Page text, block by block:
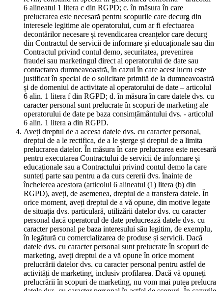
6 alineatul 1 litera c din RGPD; c. în măsura în care
prelucrarea este necesară pentru scopurile care decurg din
interesele legitime ale operatorului, cum ar fi efectuarea
decontărilor necesare și revendicarea creanțelor care decurg
din Contractul de servicii de informare și educaționale sau din
Contractul privind contul demo, securitatea, prevenirea
fraudei sau marketingul direct al operatorului de date sau
contactarea dumneavoastră, în cazul în care acest lucru este
justificat în special de o solicitare primită de la dumneavoastră
și de domeniul de activitate al operatorului de date – articolul
6 alin. 1 litera f din RGPD; d. în măsura în care datele dvs. cu
caracter personal sunt prelucrate în scopuri de marketing ale
operatorului de date pe baza consimțământului dvs. - articolul
6 alin. 1 litera a din RGPD.
Aveți dreptul de a accesa datele dvs. cu caracter personal,
dreptul de a le rectifica, de a le șterge și dreptul de a limita
prelucrarea datelor. În măsura în care prelucrarea este necesară
pentru executarea Contractului de servicii de informare și
educaționale sau a Contractului privind contul demo la care
sunteți parte sau pentru a da curs cererii dvs. înainte de
încheierea acestora (articolul 6 alineatul (1) litera (b) din
RGPD), aveți, de asemenea, dreptul de a transfera datele. În
orice moment, aveți dreptul de a vă opune, din motive legate
de situația dvs. particulară, utilizării datelor dvs. cu caracter
personal dacă operatorul de date prelucrează datele dvs. cu
caracter personal pe baza interesului său legitim, de exemplu,
în legătură cu comercializarea de produse și servicii. Dacă
datele dvs. cu caracter personal sunt prelucrate în scopuri de
marketing, aveți dreptul de a vă opune în orice moment
prelucrării datelor dvs. cu caracter personal pentru astfel de
activități de marketing, inclusiv profilarea. Dacă vă opuneți
prelucrării în scopuri de marketing, nu vom mai putea prelucra